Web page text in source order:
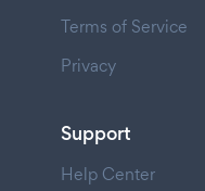
Terms of Service
Privacy
Support
Help Center